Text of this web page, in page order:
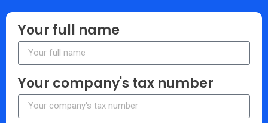
Your full name
Your company's tax number